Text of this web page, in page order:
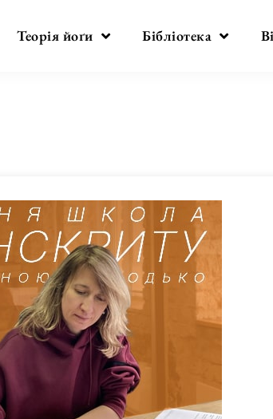
Теорія йоґи Бібліотека